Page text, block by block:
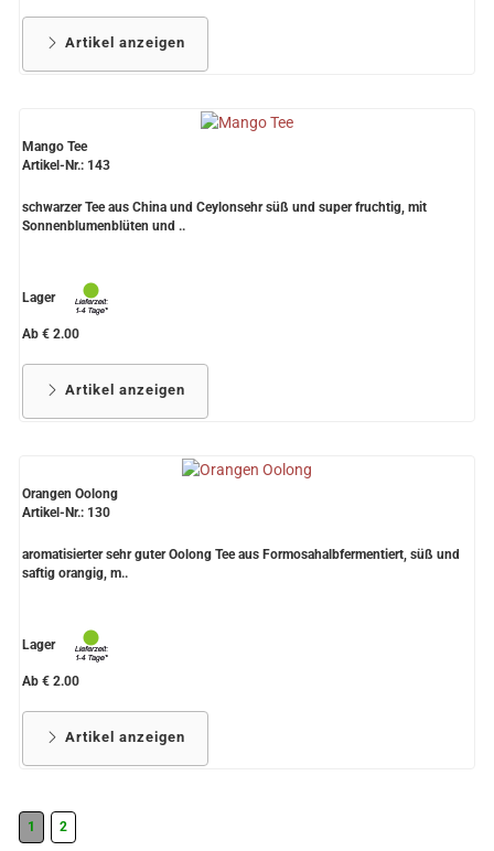
Artikel anzeigen
Mango Tee
Artikel-Nr.: 143
schwarzer Tee aus China und Ceylonsehr süß und super fruchtig, mit
Sonnenblumenblüten und ..
Lager
Ab € 2.00
Artikel anzeigen
Orangen Oolong
Artikel-Nr.: 130
aromatisierter sehr guter Oolong Tee aus Formosahalbfermentiert, süß und
saftig orangig, m..
Lager
Ab € 2.00
Artikel anzeigen
1 2